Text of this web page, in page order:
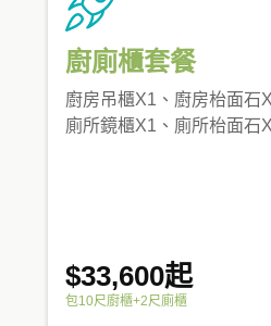
廚廁櫃套餐
廚房吊櫃X1、廚房枱面石
廁所鏡櫃X1、廁所枱面石
$33,600起
包10尺廚櫃+2尺廁櫃